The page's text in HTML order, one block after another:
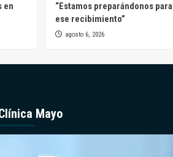
en
“Estamos preparándonos para
ese recibimiento”
agosto 6, 2026
Mayo